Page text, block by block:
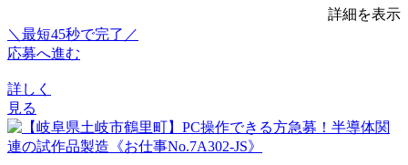
詳細を表示
＼最短45秒で完了／
応募へ進む
詳しく
見る